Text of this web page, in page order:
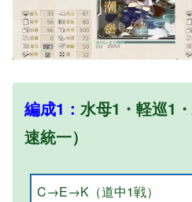
編成1： 水母1・軽巡1
速統一）
C→E→K（道中1戦）